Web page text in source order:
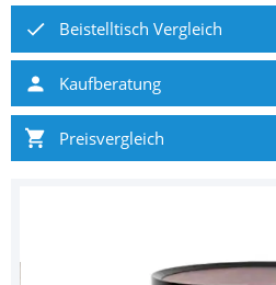
Beistelltisch Vergleich
Kaufberatung
Preisvergleich